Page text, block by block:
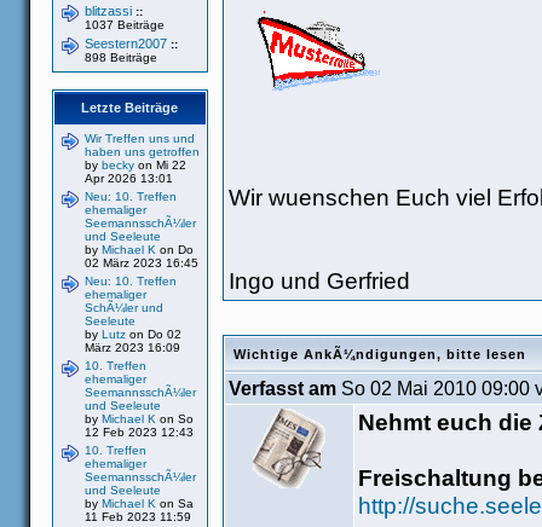
blitzassi ::
1037 Beiträge
Seestern2007 ::
898 Beiträge
Letzte Beiträge
Wir Treffen uns und
haben uns getroffen
by becky on Mi 22
Apr 2026 13:01
Neu: 10. Treffen
ehemaliger
SeemannsschÃ¼ler
und Seeleute
by Michael K on Do
02 März 2023 16:45
Neu: 10. Treffen
ehemaliger
SchÃ¼ler und
Seeleute
by Lutz on Do 02
März 2023 16:09
10. Treffen
ehemaliger
SeemannsschÃ¼ler
und Seeleute
by Michael K on So
12 Feb 2023 12:43
10. Treffen
ehemaliger
SeemannsschÃ¼ler
und Seeleute
by Michael K on Sa
11 Feb 2023 11:59
Wir wuenschen Euch viel
Ingo und Gerfried
Wichtige AnkÃ¼ndigungen, bitte lesen
Verfasst am So 02 Mai 2010 09:00
Nehmt euch die
Freischaltung
http://